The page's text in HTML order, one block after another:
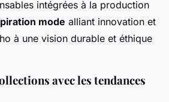
intégrées à la production
mode alliant innovation et
à une vision durable et éthique
avec les tendances